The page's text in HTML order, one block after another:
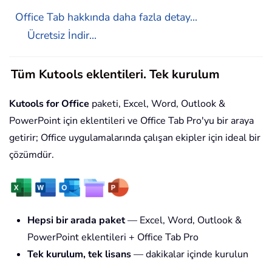
Office Tab hakkında daha fazla detay...
Ücretsiz İndir...
Tüm Kutools eklentileri. Tek kurulum
Kutools for Office paketi, Excel, Word, Outlook &
PowerPoint için eklentileri ve Office Tab Pro'yu bir araya
getirir; Office uygulamalarında çalışan ekipler için ideal bir
çözümdür.
Hepsi bir arada paket— Excel, Word, Outlook &
PowerPoint eklentileri + Office Tab Pro
Tek kurulum, tek lisans— dakikalar içinde kurulun